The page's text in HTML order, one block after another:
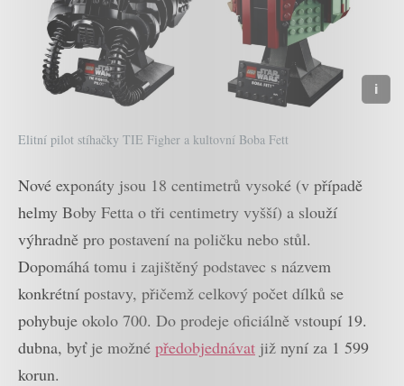
Elitní pilot stíhačky TIE Figher a kultovní Boba Fett
Nové exponáty jsou 18 centimetrů vysoké (v případě
helmy Boby Fetta o tři centimetry vyšší) a slouží
výhradně pro postavení na poličku nebo stůl.
Dopomáhá tomu i zajištěný podstavec s názvem
konkrétní postavy, přičemž celkový počet dílků se
pohybuje okolo 700. Do prodeje oficiálně vstoupí 19.
dubna, byť je možné předobjednávat již nyní za 1 599
korun.